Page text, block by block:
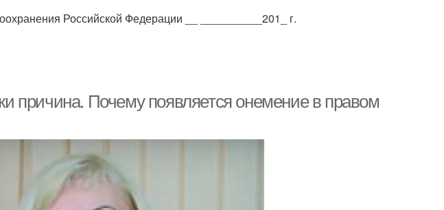
Российской Федерации __ __________201_ г.
причина. Почему появляется онемение в правом